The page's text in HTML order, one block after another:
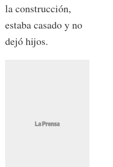
la construcción,
estaba casado y no
dejó hijos.